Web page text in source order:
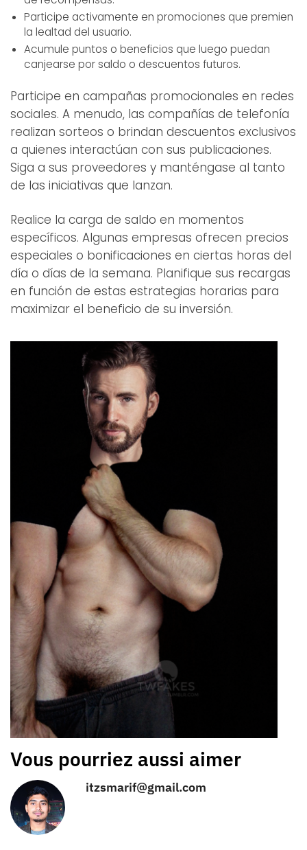
Participe activamente en promociones que premien
la lealtad del usuario.
Acumule puntos o beneficios que luego puedan
canjearse por saldo o descuentos futuros.
Participe en campañas promocionales en redes
sociales. A menudo, las compañías de telefonía
realizan sorteos o brindan descuentos exclusivos
a quienes interactúan con sus publicaciones.
Siga a sus proveedores y manténgase al tanto
de las iniciativas que lanzan.
Realice la carga de saldo en momentos
específicos. Algunas empresas ofrecen precios
especiales o bonificaciones en ciertas horas del
día o días de la semana. Planifique sus recargas
en función de estas estrategias horarias para
maximizar el beneficio de su inversión.
Vous pourriez aussi aimer
itzsmarif@gmail.com